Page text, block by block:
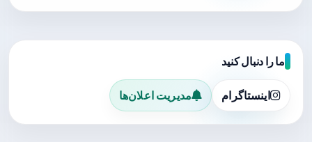
ما را دنبال کنید
اینستاگرام مدیریت اعلان‌ها